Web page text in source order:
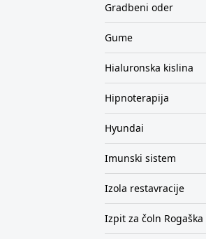
Gradbeni oder
Gume
Hialuronska kislina
Hipnoterapija
Hyundai
Imunski sistem
Izola restavracije
Izpit za čoln Rogaška